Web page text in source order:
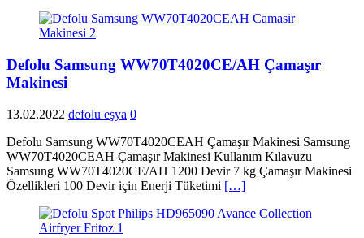
Defolu Samsung WW70T4020CE/AH Çamaşır
Makinesi
13.02.2022 defolu eşya 0
Defolu Samsung WW70T4020CEAH Çamaşır Makinesi Samsung
WW70T4020CEAH Çamaşır Makinesi Kullanım Kılavuzu
Samsung WW70T4020CE/AH 1200 Devir 7 kg Çamaşır Makinesi
Özellikleri 100 Devir için Enerji Tüketimi […]